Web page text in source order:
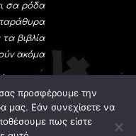
σα ρόδα
βιβλία
ακόμα
1996)
προσφέρουμε την
μας. Εάν συνεχίσετε να
πως είστε